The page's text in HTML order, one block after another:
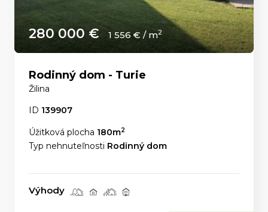
280 000 € 1 556 € / m2
Rodinný dom - Turie
Žilina
ID 139907
Úžitková plocha 180m2
Typ nehnuteľnosti Rodinný dom
Výhody